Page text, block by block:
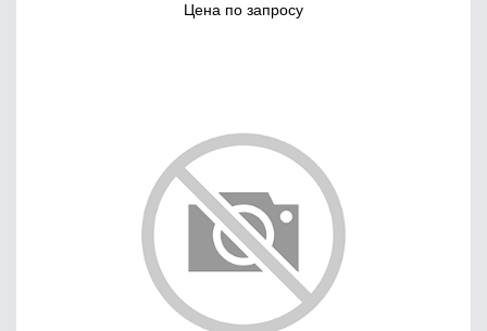
Цена по запросу